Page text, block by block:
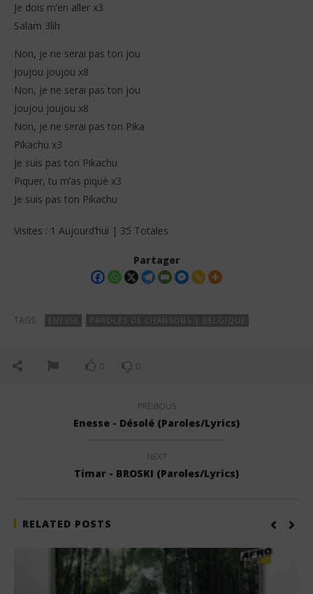
Je dois m’en aller x3
Salam 3lih
Non, je ne serai pas ton jou
Joujou joujou x8
Non, je ne serai pas ton jou
Joujou joujou x8
Non, je ne serai pas ton Pika
Pikachu x3
Je suis pas ton Pikachu
Piquer, tu m’as piqué x3
Je suis pas ton Pikachu
Visites : 1 Aujourd’hui | 35 Totales
Partager
TAGS: ENESSE PAROLES DE CHANSONS | BELGIQUE
0 0
PREVIOUS
Enesse - Désolé (Paroles/Lyrics)
NEXT
Timar - BROSKI (Paroles/Lyrics)
RELATED POSTS